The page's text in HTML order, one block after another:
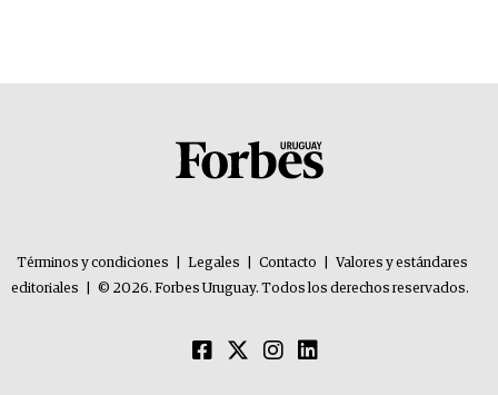
Términos y condiciones Legales Contacto
Valores y estándares
editoriales
© 2026. Forbes Uruguay. Todos los derechos reservados.